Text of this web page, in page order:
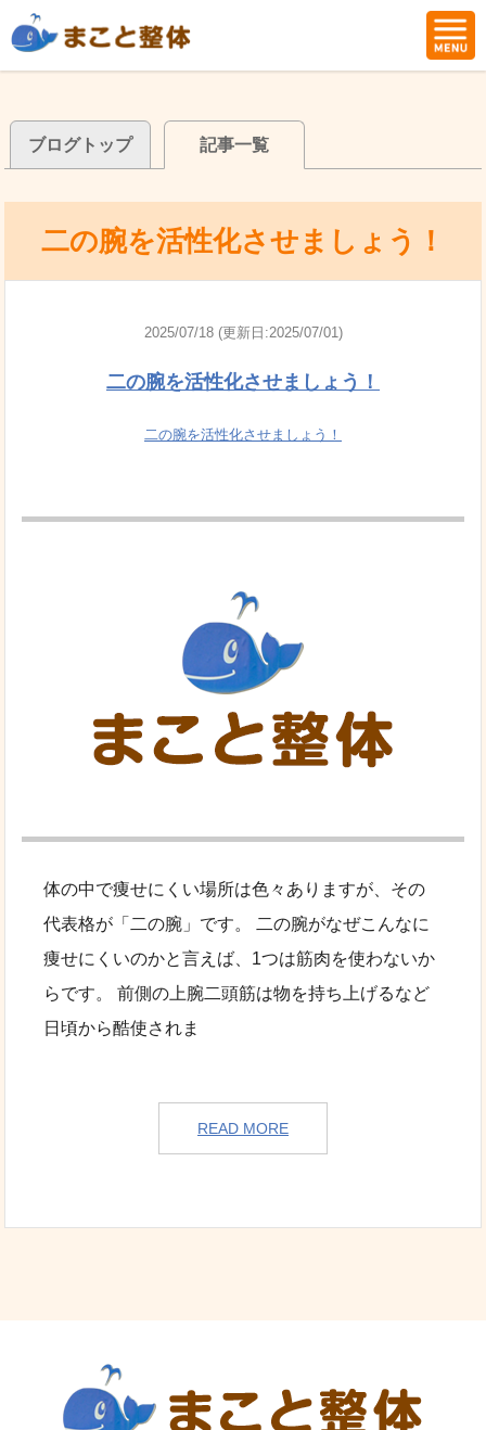
ブログトップ 記事一覧
二の腕を活性化させましょう！
2025/07/18 (更新日:2025/07/01)
二の腕を活性化させましょう！
二の腕を活性化させましょう！
体の中で痩せにくい場所は色々ありますが、その
代表格が「二の腕」です。 二の腕がなぜこんなに
痩せにくいのかと言えば、1つは筋肉を使わないか
らです。 前側の上腕二頭筋は物を持ち上げるなど
日頃から酷使されま
READ MORE